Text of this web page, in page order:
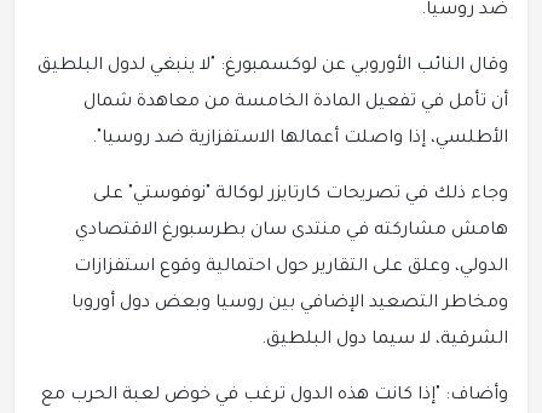
ضد روسيا.
وقال النائب الأوروبي عن لوكسمبورغ: "لا ينبغي لدول البلطيق
أن تأمل في تفعيل المادة الخامسة من معاهدة شمال
الأطلسي، إذا واصلت أعمالها الاستفزازية ضد روسيا".
وجاء ذلك في تصريحات كارتايزر لوكالة "نوفوستي" على
هامش مشاركته في منتدى سان بطرسبورغ الاقتصادي
الدولي، وعلق على التقارير حول احتمالية وقوع استفزازات
ومخاطر التصعيد الإضافي بين روسيا وبعض دول أوروبا
الشرقية، لا سيما دول البلطيق.
وأضاف: "إذا كانت هذه الدول ترغب في خوض لعبة الحرب مع